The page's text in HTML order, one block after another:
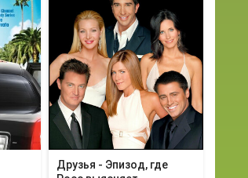
Друзья - Эпизод, где